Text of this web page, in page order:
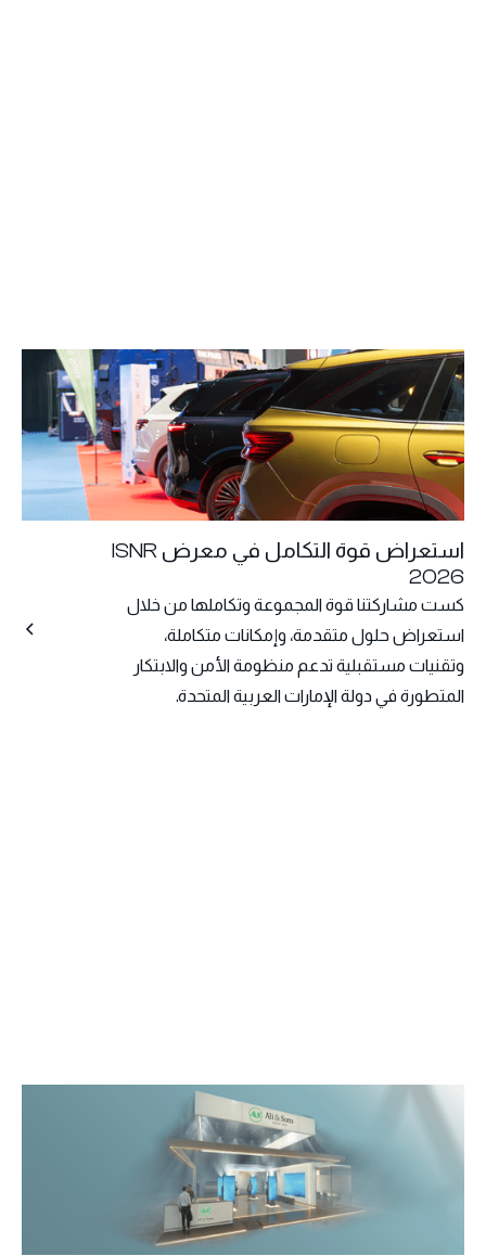
استعراض قوة التكامل في معرض ISNR
2026
كست مشاركتنا قوة المجموعة وتكاملها من خلال
استعراض حلول متقدمة، وإمكانات متكاملة،
وتقنيات مستقبلية تدعم منظومة الأمن والابتكار
المتطورة في دولة الإمارات العربية المتحدة.